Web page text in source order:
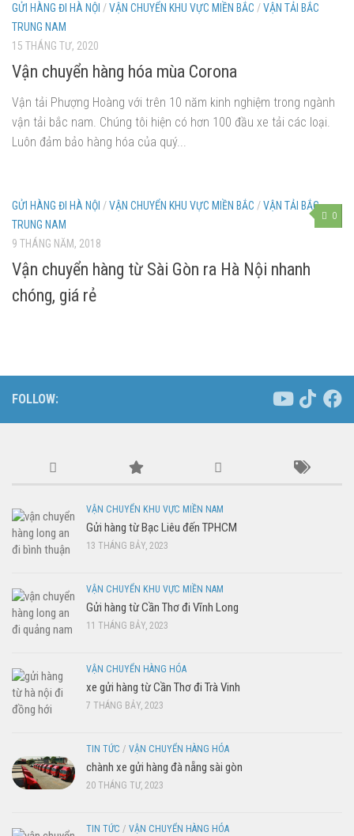
GỬI HÀNG ĐI HÀ NỘI /VẬN CHUYỂN KHU VỰC MIỀN BẮC /VẬN TẢI BẮC
TRUNG NAM
15 THÁNG TƯ, 2020
Vận chuyển hàng hóa mùa Corona
Vận tải Phượng Hoàng với trên 10 năm kinh nghiệm trong ngành
vận tải bắc nam. Chúng tôi hiện có hơn 100 đầu xe tải các loại.
Luôn đảm bảo hàng hóa của quý...
0
GỬI HÀNG ĐI HÀ NỘI /VẬN CHUYỂN KHU VỰC MIỀN BẮC /VẬN TẢI BẮC
TRUNG NAM
9 THÁNG NĂM, 2018
Vận chuyển hàng từ Sài Gòn ra Hà Nội nhanh
chóng, giá rẻ
FOLLOW:
VẬN CHUYỂN KHU VỰC MIỀN NAM
Gửi hàng từ Bạc Liêu đến TPHCM
13 THÁNG BẢY, 2023
VẬN CHUYỂN KHU VỰC MIỀN NAM
Gửi hàng từ Cần Thơ đi Vĩnh Long
11 THÁNG BẢY, 2023
VẬN CHUYỂN HÀNG HÓA
xe gửi hàng từ Cần Thơ đi Trà Vinh
7 THÁNG BẢY, 2023
TIN TỨC / VẬN CHUYỂN HÀNG HÓA
chành xe gửi hàng đà nẵng sài gòn
20 THÁNG TƯ, 2023
TIN TỨC / VẬN CHUYỂN HÀNG HÓA